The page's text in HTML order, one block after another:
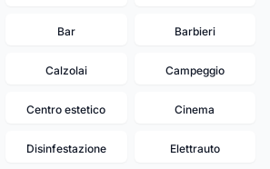
Bar Barbieri
Calzolai Campeggio
Centro estetico Cinema
Disinfestazione Elettrauto